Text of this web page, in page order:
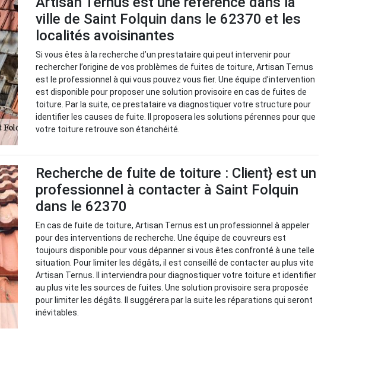
ville de Saint Folquin dans le 62370 et les
localités avoisinantes
Si vous êtes à la recherche d’un prestataire qui peut intervenir pour
rechercher l’origine de vos problèmes de fuites de toiture, Artisan Ternus
est le professionnel à qui vous pouvez vous fier. Une équipe d’intervention
est disponible pour proposer une solution provisoire en cas de fuites de
toiture. Par la suite, ce prestataire va diagnostiquer votre structure pour
identifier les causes de fuite. Il proposera les solutions pérennes pour que
votre toiture retrouve son étanchéité.
Recherche de fuite de toiture : Client} est un
professionnel à contacter à Saint Folquin
dans le 62370
En cas de fuite de toiture, Artisan Ternus est un professionnel à appeler
pour des interventions de recherche. Une équipe de couvreurs est
toujours disponible pour vous dépanner si vous êtes confronté à une telle
situation. Pour limiter les dégâts, il est conseillé de contacter au plus vite
Artisan Ternus. Il interviendra pour diagnostiquer votre toiture et identifier
au plus vite les sources de fuites. Une solution provisoire sera proposée
pour limiter les dégâts. Il suggérera par la suite les réparations qui seront
inévitables.